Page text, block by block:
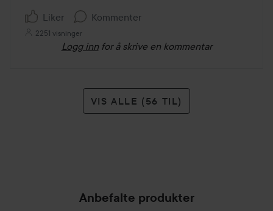
Liker Kommenter
2251 visninger
Logg inn for å skrive en kommentar
VIS ALLE (56 TIL)
Anbefalte produkter